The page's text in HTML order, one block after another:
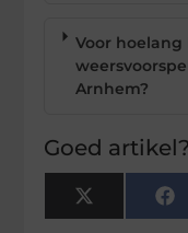
Voor
Arnhem?
Goed
X
(Twitter)